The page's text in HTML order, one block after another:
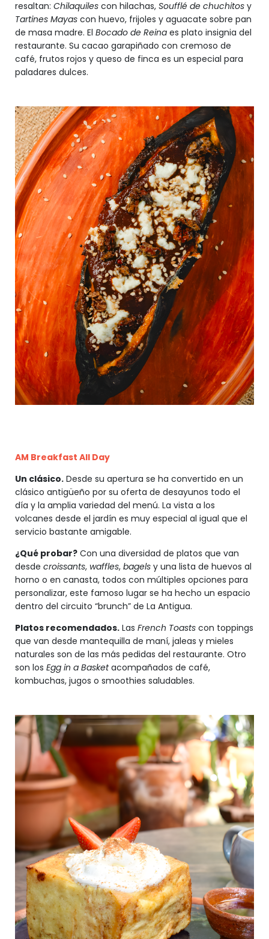
resaltan: Chilaquiles con hilachas, Soufflé de chuchitos y
Tartines Mayas con huevo, frijoles y aguacate sobre pan
de masa madre. El Bocado de Reina es plato insignia del
restaurante. Su cacao garapiñado con cremoso de
café, frutos rojos y queso de finca es un especial para
paladares dulces.
AM Breakfast All Day
Un clásico. Desde su apertura se ha convertido en un
clásico antigüeño por su oferta de desayunos todo el
día y la amplia variedad del menú. La vista a los
volcanes desde el jardín es muy especial al igual que el
servicio bastante amigable.
¿Qué probar? Con una diversidad de platos que van
desde croissants, waffles, bagels y una lista de huevos al
horno o en canasta, todos con múltiples opciones para
personalizar, este famoso lugar se ha hecho un espacio
dentro del circuito “brunch” de La Antigua.
Platos recomendados. Las French Toasts con toppings
que van desde mantequilla de maní, jaleas y mieles
naturales son de las más pedidas del restaurante. Otro
son los Egg in a Basketacompañados de café,
kombuchas, jugos o smoothies saludables.